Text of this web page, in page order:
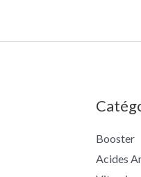
Booster
Acides